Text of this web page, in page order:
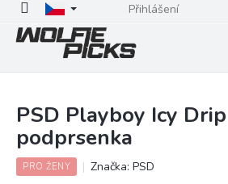
Přihlášení
PSD Playboy Icy
podprsenka
PRO ŽENY Značka: PSD